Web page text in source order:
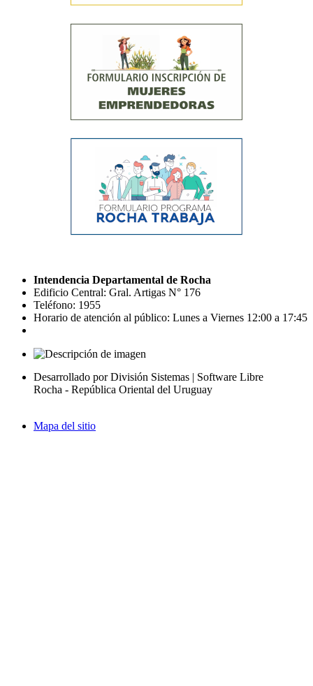
Intendencia Departamental de Rocha
Edificio Central: Gral. Artigas N° 176
Teléfono: 1955
Horario de atención al público: Lunes a Viernes 12:00 a 17:45
Desarrollado por División Sistemas | Software Libre
Rocha - República Oriental del Uruguay
Mapa del sitio